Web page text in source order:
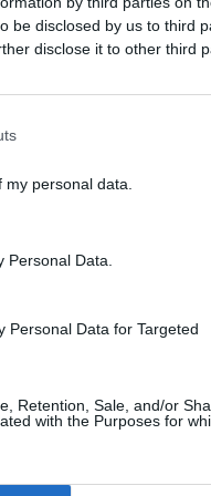
be disclosed by us to third
disclose it to other third
personal data.
Data.
Personal Data for Targeted
Retention, Sale, and/or
with the Purposes for
hogy az EB
hírportálok az
tartozik, melynek